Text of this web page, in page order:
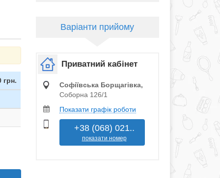
грн.
Варіанти прийому
Приватний кабінет
Софіївська Борщагівка,
Соборна 126/1
Показати графік роботи
+38 (068) 021..
показати номер